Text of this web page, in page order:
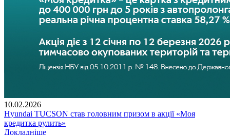
10.02.2026
Hyundai TUCSON став головним призом в акції «Моя
кредитка рулить»
Докладніше